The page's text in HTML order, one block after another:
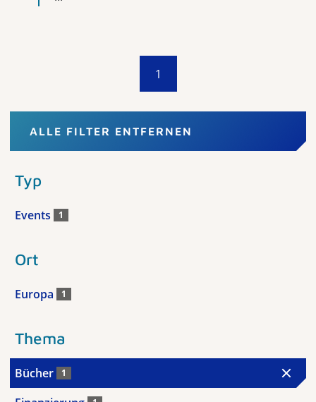
1
ALLE FILTER ENTFERNEN
Typ
Events 1
Ort
Europa 1
Thema
Bücher 1